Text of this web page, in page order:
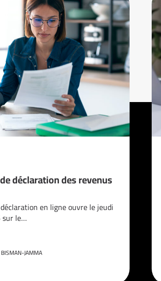
déclaration des revenus
en ligne ouvre le jeudi
sur le…
JAMMA